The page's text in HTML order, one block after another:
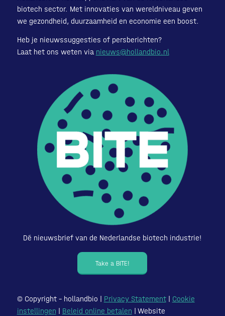
biotech sector. Met innovaties van wereldniveau geven
we gezondheid, duurzaamheid en economie een boost.
Heb je nieuwssuggesties of persberichten?
Laat het ons weten via nieuws@hollandbio.nl
Dé nieuwsbrief van de Nederlandse biotech industrie!
Take a BITE!
© Copyright – hollandbio | Privacy Statement| Cookie
instellingen | Beleid online betalen | Website